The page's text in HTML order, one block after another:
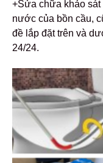
+Sửa chữa khảo sát
nước của bồn cầu,
đề lắp đặt trên và
24/24.